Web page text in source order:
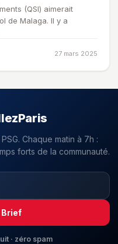
(QSI) aimerait
de Malaga. Il y a
27 mars 2025
Chaque matin à 7h :
forts de la communauté.
Brief
· zéro spam